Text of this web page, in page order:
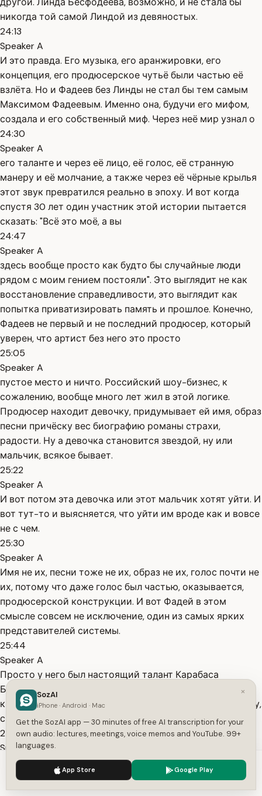
никогда той самой Линдой из девяностых.
24:13
Speaker A
И это правда. Его музыка, его аранжировки, его
концепция, его продюсерское чутьё были частью её
взлёта. Но и Фадеев без Линды не стал бы тем самым
Максимом Фадеевым. Именно она, будучи его мифом,
создала и его собственный миф. Через неё мир узнал о
24:30
Speaker A
его таланте и через её лицо, её голос, её странную
манеру и её молчание, а также через её чёрные крылья
этот звук превратился реально в эпоху. И вот когда
спустя 30 лет один участник этой истории пытается
сказать: "Всё это моё, а вы
24:47
Speaker A
здесь вообще просто как будто бы случайные люди
рядом с моим гением постояли". Это выглядит не как
восстановление справедливости, это выглядит как
попытка приватизировать память и прошлое. Конечно,
Фадеев не первый и не последний продюсер, который
уверен, что артист без него это просто
25:05
Speaker A
пустое место и ничто. Российский шоу-бизнес, к
сожалению, вообще много лет жил в этой логике.
Продюсер находит девочку, придумывает ей имя, образ
песни причёску вес биографию романы страхи,
радости. Ну а девочка становится звездой, ну или
мальчик, всякое бывает.
25:22
Speaker A
И вот потом эта девочка или этот мальчик хотят уйти. И
вот тут-то и выясняется, что уйти им вроде как и вовсе
не с чем.
25:30
Speaker A
Имя не их, песни тоже не их, образ не их, голос почти не
их, потому что даже голос был частью, оказывается,
продюсерской конструкции. И вот Фадей в этом
смысле совсем не исключение, один из самых ярких
представителей системы.
25:44
Speaker A
Просто у него был настоящий талант Карабаса
Барабаса, который сумел собрать идеальный
крепостной театр. И вот тут мы и возвращаемся к тому,
с чего начинали.
25:54
Speaker A
Задержание Линды, даже если оно закончилось
обязательством Аявки, это очень важная примета
времени. Это не просто следственные действия, это
We use cookies to enhance your experience.
×
SozAI
iPhone · Android · Mac
Get the SozAI app — 30 minutes of free AI transcription for your
own audio: lectures, meetings, voice memos and YouTube. 99+
languages.
App Store Google Play